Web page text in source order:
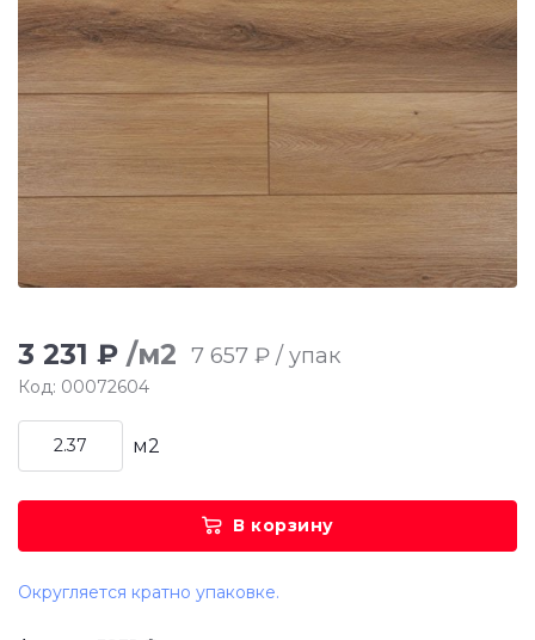
3 231 ₽ /м2 7 657 ₽ / упак
Код: 00072604
м2
В корзину
Округляется кратно упаковке.